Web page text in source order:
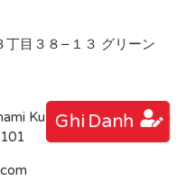
Ghi Danh
丁目３８−１３ グリーン
Ku Bessho 3-38-13